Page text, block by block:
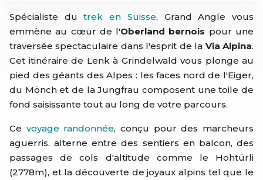
Spécialiste dutrek en Suisse, Grand Angle vous
emmène au cœur de l'Oberland bernois pour une
traversée spectaculaire dans l'esprit de la Via Alpina.
Cet itinéraire de Lenk à Grindelwald vous plonge au
pied des géants des Alpes : les faces nord de l'Eiger,
du Mönch et de la Jungfrau composent une toile de
fond saisissante tout au long de votre parcours.
Ce voyage randonnée, conçu pour des marcheurs
aguerris, alterne entre des sentiers en balcon, des
passages de cols d'altitude comme le Hohtürli
(2778m), et la découverte de joyaux alpins tel que le